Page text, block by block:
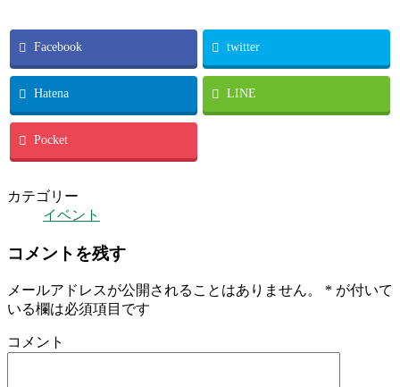
Facebook twitter
Hatena LINE
Pocket
カテゴリー
イベント
コメントを残す
メールアドレスが公開されることはありません。 * が付いて
いる欄は必須項目です
コメント